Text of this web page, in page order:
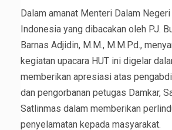
Dalam amanat Menteri Dalam
Indonesia yang dibacakan oleh PJ.
Barnas Adjidin, M.M., M.M.Pd.,
kegiatan upacara HUT ini digelar
memberikan apresiasi atas
dan pengorbanan petugas Damkar,
Satlinmas dalam memberikan
penyelamatan kepada masyarakat.